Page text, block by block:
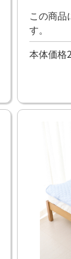
この商品
す。
本体価格